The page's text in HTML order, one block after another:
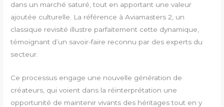
dans un marché saturé, tout en apportant une valeur
ajoutée culturelle. La référence à Aviamasters 2, un
classique revisité illustre parfaitement cette dynamique,
témoignant d’un savoir-faire reconnu par des experts du
secteur.
Ce processus engage une nouvelle génération de
créateurs, qui voient dans la réinterprétation une
opportunité de maintenir vivants des héritages tout en y